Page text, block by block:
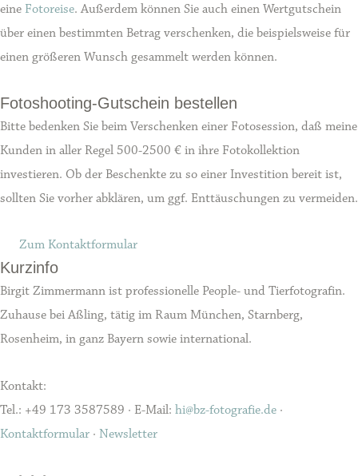
eine Fotoreise. Außerdem können Sie auch einen Wertgutschein
über einen bestimmten Betrag verschenken, die beispielsweise für
einen größeren Wunsch gesammelt werden können.
Fotoshooting-Gutschein bestellen
Bitte bedenken Sie beim Verschenken einer Fotosession, daß meine
Kunden in aller Regel 500-2500 € in ihre Fotokollektion
investieren. Ob der Beschenkte zu so einer Investition bereit ist,
sollten Sie vorher abklären, um ggf. Enttäuschungen zu vermeiden.
Zum Kontaktformular
Kurzinfo
Birgit Zimmermann ist professionelle People- und Tierfotografin.
Zuhause bei Aßling, tätig im Raum München, Starnberg,
Rosenheim, in ganz Bayern sowie international.
Kontakt:
Tel.: +49 173 3587589 · E-Mail: hi@bz-fotografie.de ·
Kontaktformular · Newsletter